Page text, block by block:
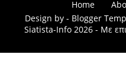
Home
Design by - Blogger
Siatista-Info 2026 - Με